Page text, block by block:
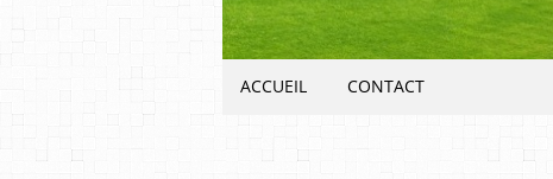
ACCUEIL CONTACT